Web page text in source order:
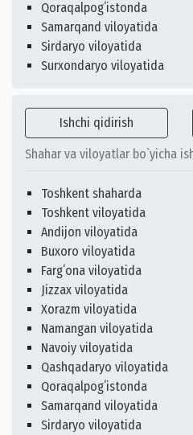
Qoraqalpogʻistonda
Samarqand viloyatida
Sirdaryo viloyatida
Surxondaryo viloyatida
Ishchi qidirish
Shahar va viloyatlar bo`yicha
Toshkent shaharda
Toshkent viloyatida
Andijon viloyatida
Buxoro viloyatida
Fargʻona viloyatida
Jizzax viloyatida
Xorazm viloyatida
Namangan viloyatida
Navoiy viloyatida
Qashqadaryo viloyatida
Qoraqalpogʻistonda
Samarqand viloyatida
Sirdaryo viloyatida